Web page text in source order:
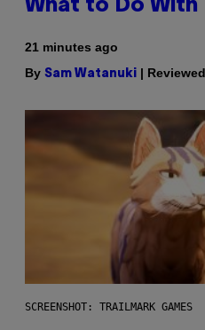
What to Do With
21 minutes ago
By Sam Watanuki |
SCREENSHOT: TRAILMARK GAMES